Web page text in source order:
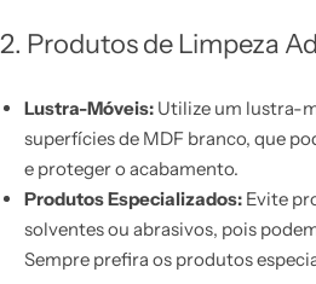
2. Produtos de Limpeza
Lustra-Móveis:Utilize um lustra-
superfícies de MDF branco, que
e proteger o acabamento.
Produtos Especializados:Evite
solventes ou abrasivos, pois
Sempre prefira os produtos